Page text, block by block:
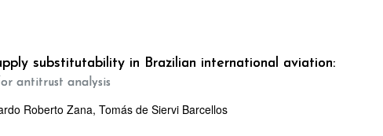
substitutability in Brazilian international aviation:
antitrust analysis
Roberto Zana, Tomás de Siervi Barcellos